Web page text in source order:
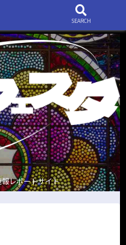
レポートサイト
SEARCH